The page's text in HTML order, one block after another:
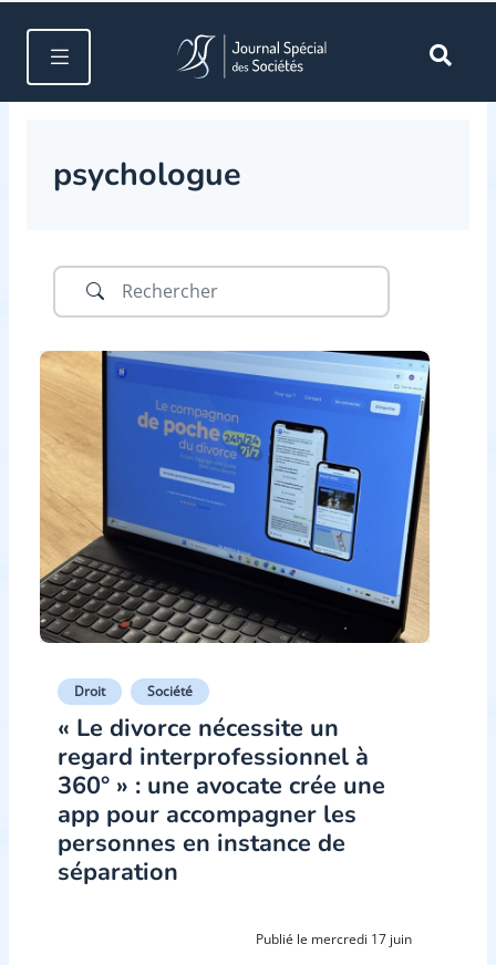
psychologue
Droit Société
« Le divorce nécessite un
regard interprofessionnel à
360° » : une avocate crée une
app pour accompagner les
personnes en instance de
séparation
Publié le mercredi 17 juin